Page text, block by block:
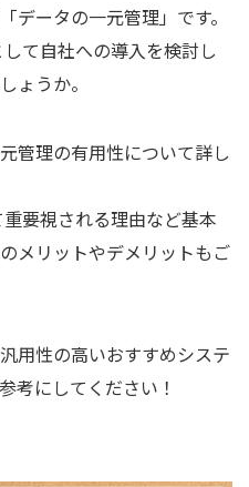
データの一元管理」です。
て自社への導入を検討し
ょうか。
管理の有用性について詳し
要視される理由など基本
メリットやデメリットもご
用性の高いおすすめシステ
考にしてください！